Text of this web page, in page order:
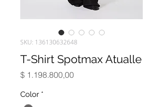
SKU: 136130632648
T-Shirt Spotmax Atualle
$ 1.198.800,00Precio
Color *